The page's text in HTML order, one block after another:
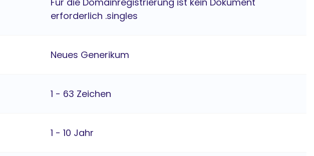
erforderlich .singles
Neues Generikum
1 - 63 Zeichen
1 - 10 Jahr